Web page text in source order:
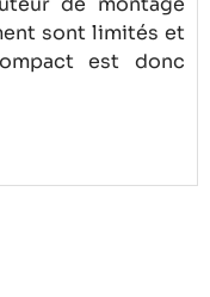
sont limités et
est donc